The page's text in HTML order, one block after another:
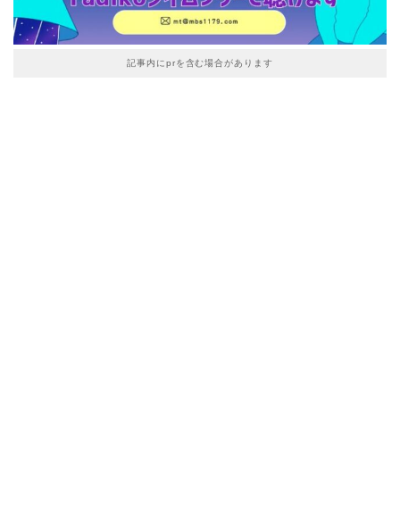
記事内にprを含む場合があります